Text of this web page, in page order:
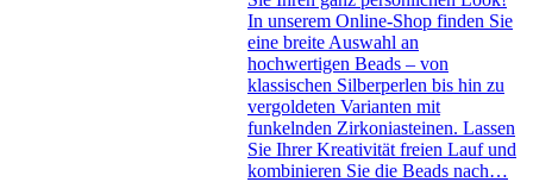
In unserem Online-Shop finden Sie
eine breite Auswahl an
hochwertigen Beads – von
klassischen Silberperlen bis hin zu
vergoldeten Varianten mit
funkelnden Zirkoniasteinen. Lassen
Sie Ihrer Kreativität freien Lauf und
kombinieren Sie die Beads nach…